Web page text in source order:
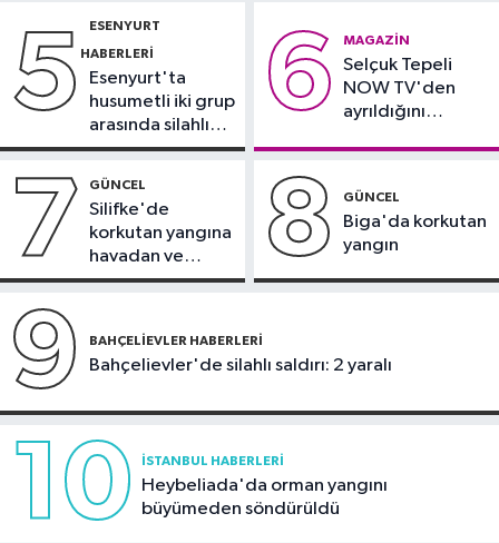
kazısından tarihi yapı çıktı
5 ESENYURT
HABERLERI
Esenyurt'ta
husumetli iki grup
arasında silahlı
kavga
6 MAGAZIN
Selçuk Tepeli
NOW TV'den
ayrıldığını
7 GÜNCEL
Silifke'de
korkutan yangına
havadan ve
karadan
8 GÜNCEL
Biga'da korkutan
yangın
9 BAHÇELIEVLER HABERLERI
Bahçelievler'de silahlı saldırı: 2 yaralı
10 İSTANBUL HABERLERI
Heybeliada'da orman yangını
büyümeden söndürüldü